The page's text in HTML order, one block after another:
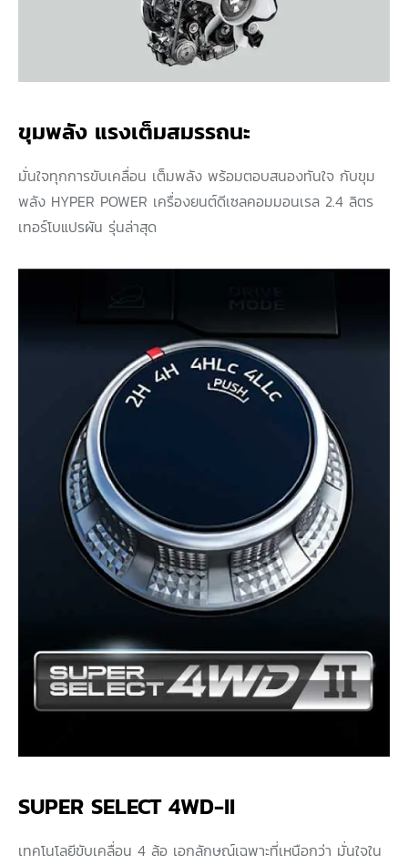
ขุมพลัง แรงเต็มสมรรถนะ
มั่นใจทุกการขับเคลื่อน เต็มพลัง พร้อมตอบสนองทันใจ กับขุม
พลัง HYPER POWER เครื่องยนต์ดีเซลคอมมอนเรล 2.4 ลิตร
เทอร์โบแปรผัน รุ่นล่าสุด
SUPER SELECT 4WD-II
เทคโนโลยีขับเคลื่อน 4 ล้อ เอกลักษณ์เฉพาะที่เหนือกว่า มั่นใจใน